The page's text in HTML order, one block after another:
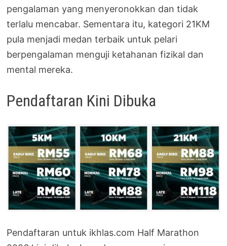
pengalaman yang menyeronokkan dan tidak
terlalu mencabar. Sementara itu, kategori 21KM
pula menjadi medan terbaik untuk pelari
berpengalaman menguji ketahanan fizikal dan
mental mereka.
Pendaftaran Kini Dibuka
Pendaftaran untuk ikhlas.com Half Marathon